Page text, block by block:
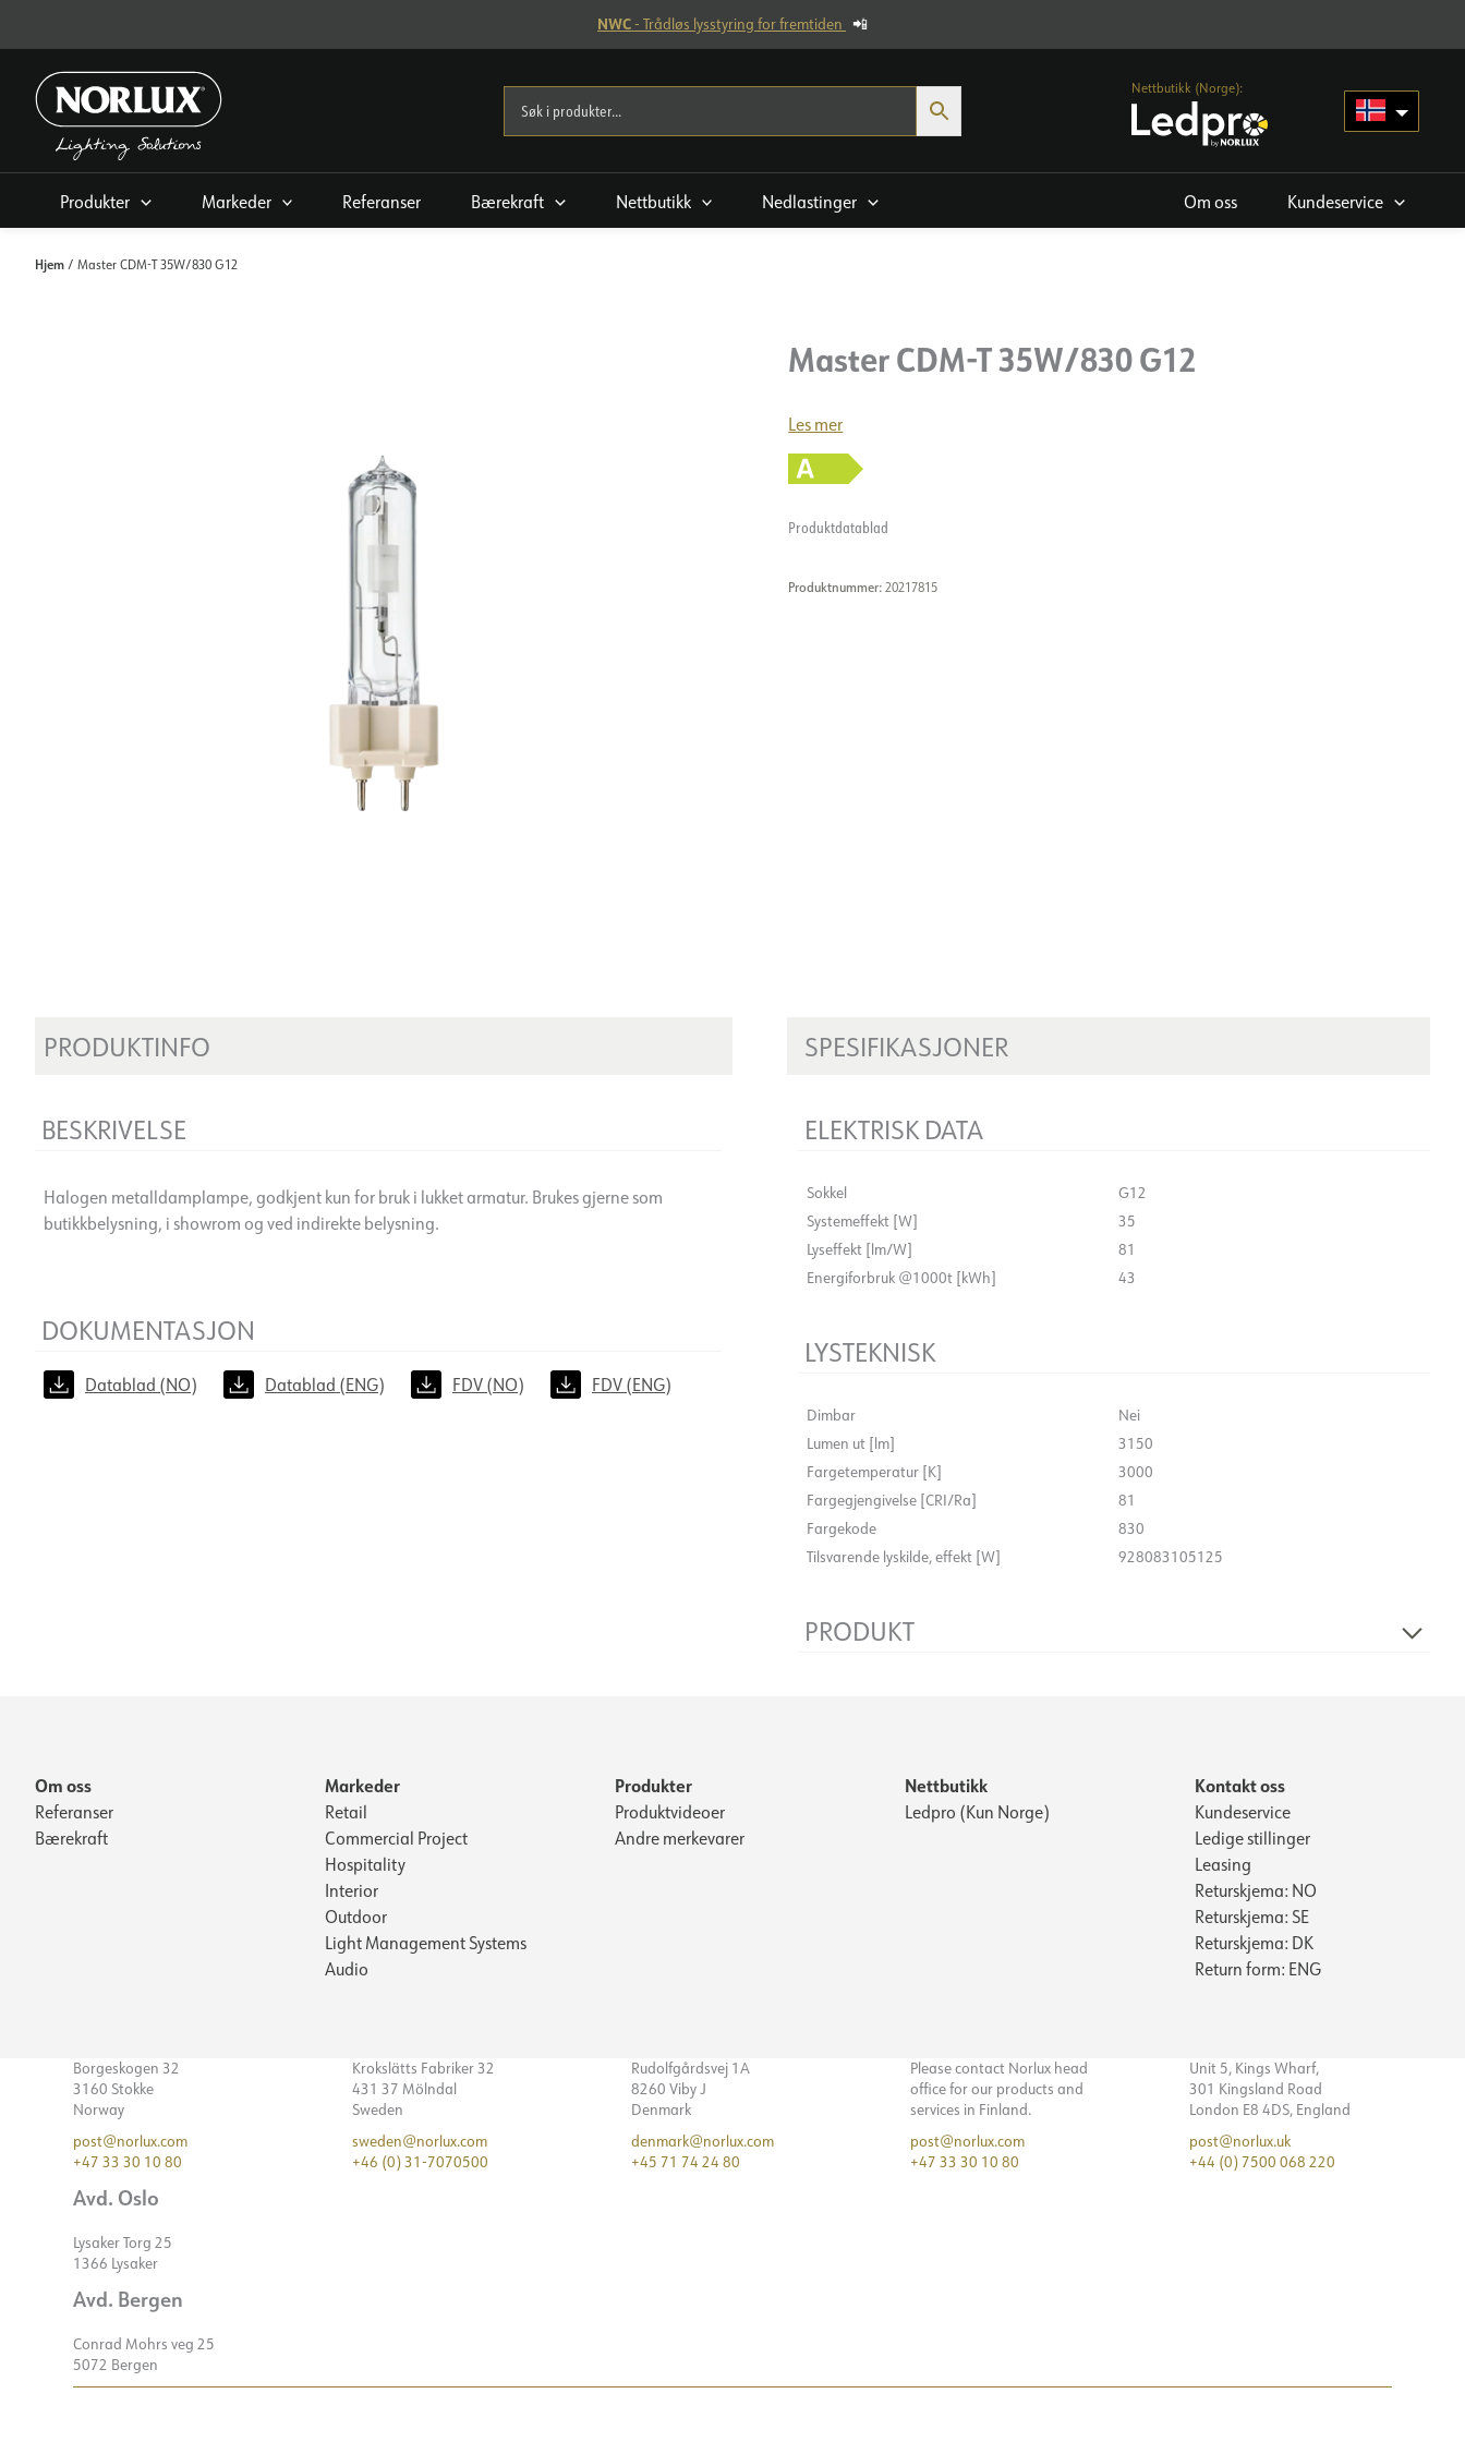
innholdet
NWC- Trådløs lysstyring for fremtiden 📲
Nettbutikk (Norge):
Produkter Markeder Referanser Bærekraft Nettbutikk Nedlastinger Om oss Kundeservice
Hjem / Master CDM-T 35W/830 G12
Master CDM-T 35W/830 G12
Les mer
Produktdatablad
Produktnummer:20217815
PRODUKTINFO
BESKRIVELSE
Halogen metalldamplampe, godkjent kun for bruk i lukket armatur. Brukes gjerne som
butikkbelysning, i showrom og ved indirekte belysning.
DOKUMENTASJON
Datablad (NO) Datablad (ENG) FDV (NO) FDV (ENG)
SPESIFIKASJONER
ELEKTRISK DATA
Sokkel
G12
Systemeffekt [W]
35
Lyseffekt [lm/W]
81
Energiforbruk @1000t [kWh]
43
LYSTEKNISK
Dimbar
Nei
Lumen ut [lm]
3150
Fargetemperatur [K]
3000
Fargegjengivelse [CRI/Ra]
81
Fargekode
830
Tilsvarende lyskilde, effekt [W]
928083105125
PRODUKT
Om oss
Referanser
Bærekraft
Markeder
Retail
Commercial Project
Hospitality
Interior
Outdoor
Light Management Systems
Audio
Produkter
Produktvideoer
Andre merkevarer
Nettbutikk
Ledpro (Kun Norge)
Kontakt oss
Kundeservice
Ledige stillinger
Leasing
Returskjema: NO
Returskjema: SE
Returskjema: DK
Return form: ENG
Borgeskogen 32
3160 Stokke
Norway
post@norlux.com
+47 33 30 10 80
Avd. Oslo
Lysaker Torg 25
1366 Lysaker
Avd. Bergen
Conrad Mohrs veg 25
5072 Bergen
Krokslätts Fabriker 32
431 37 Mölndal
Sweden
sweden@norlux.com
+46 (0) 31-7070500
Rudolfgårdsvej 1A
8260 Viby J
Denmark
denmark@norlux.com
+45 71 74 24 80
Please contact Norlux head
office for our products and
services in Finland.
post@norlux.com
+47 33 30 10 80
Unit 5, Kings Wharf,
301 Kingsland Road
London E8 4DS, England
post@norlux.uk
+44 (0) 7500 068 220